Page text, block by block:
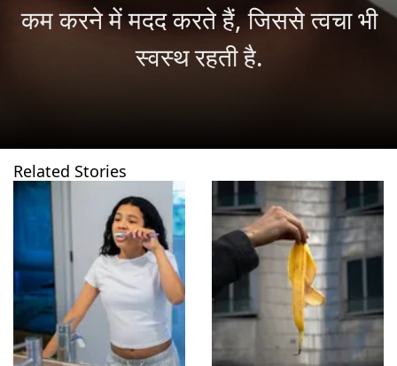
कम करने में मदद करते हैं, जिससे त्वचा भी
खुल रहा है
Related Stories